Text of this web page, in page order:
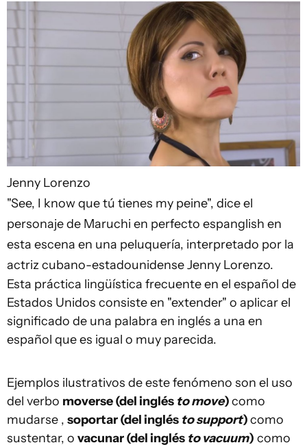
Jenny Lorenzo
"See, I know que tú tienes my peine", dice el
personaje de Maruchi en perfecto espanglish en
esta escena en una peluquería, interpretado por la
actriz cubano-estadounidense Jenny Lorenzo.
Esta práctica lingüística frecuente en el español de
Estados Unidos consiste en "extender" o aplicar el
significado de una palabra en inglés a una en
español que es igual o muy parecida.
Ejemplos ilustrativos de este fenómeno son el uso
del verbo moverse(del inglés to move)como
mudarse , soportar (del inglés to support)como
sustentar, o vacunar (del inglés to vacuum) como